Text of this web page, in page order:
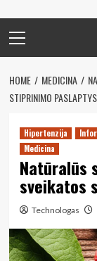
meniu
HOME MEDICINA
STIPRINIMO PASLAPTYS
Hipertenzija
Medicina
Natūralūs
sveikatos
Technologas